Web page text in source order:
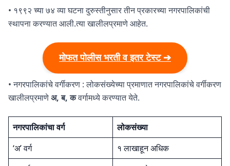
• १९९२ च्या ७४ व्या घटना दुरुस्तीनुसार तीन प्रकारच्या नगरपालिकांची
स्थापना करण्यात आली.त्या खालीलप्रमाणे आहेत.
मोफत पोलीस भरती व इतर टेस्ट ➔
• नगरपालिकांचे वर्गीकरण : लोकसंख्येच्या प्रमाणात नगरपालिकांचे वर्गीकरण
खालीलप्रमाणेअ, ब, कवर्गामध्ये करण्यात येते.
नगरपालिकांचा वर्ग
लोकसंख्या
‘अ’ वर्ग
१ लाखाहून अधिक